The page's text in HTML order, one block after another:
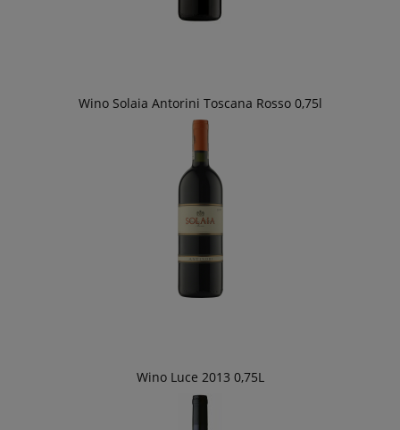
Wino Solaia Antorini Toscana Rosso 0,75l
Wino Luce 2013 0,75L